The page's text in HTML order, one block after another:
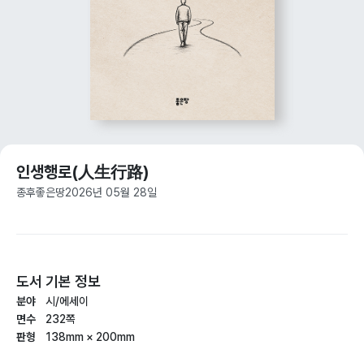
인생행로(人生行路)
종후좋은땅2026년 05월 28일
도서 기본 정보
분야
면수
판형
시/에세이
232쪽
138mm × 200mm